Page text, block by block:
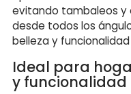
evitando tambaleos y
desde todos los
belleza y
Ideal para
y funcionalidad